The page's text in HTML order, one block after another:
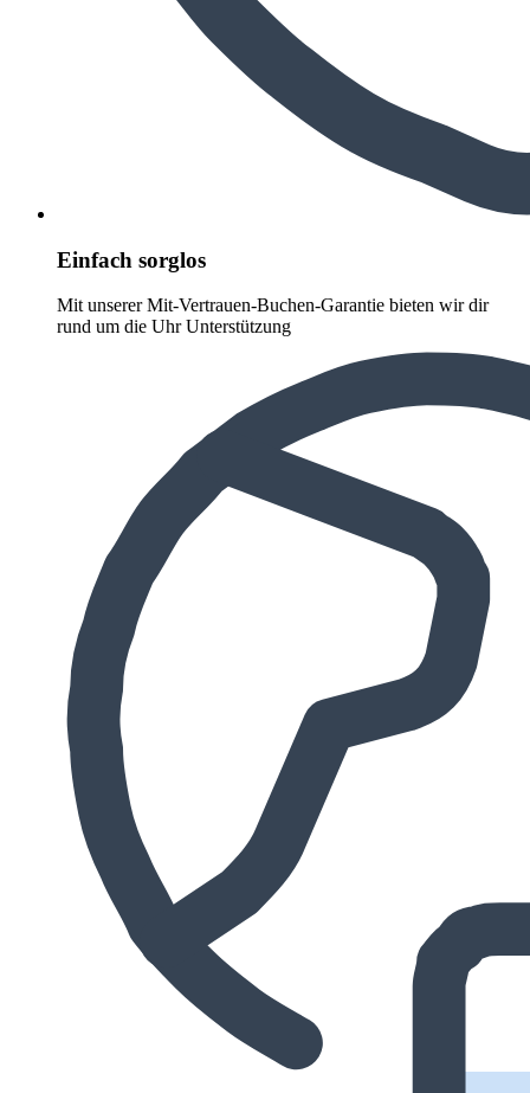
Einfach sorglos
Mit unserer Mit-Vertrauen-Buchen-Garantie bieten wir dir
rund um die Uhr Unterstützung